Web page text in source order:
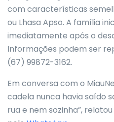
com características
ou Lhasa Apso. A família
imediatamente após o
Informações podem ser
(67) 99872-3162.
Em conversa com o
cadela nunca havia saído
rua e nem sozinha”,